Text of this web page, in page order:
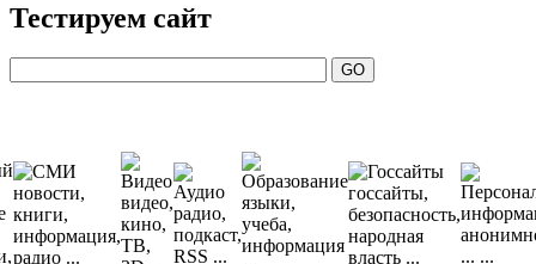
Тестируем сайт